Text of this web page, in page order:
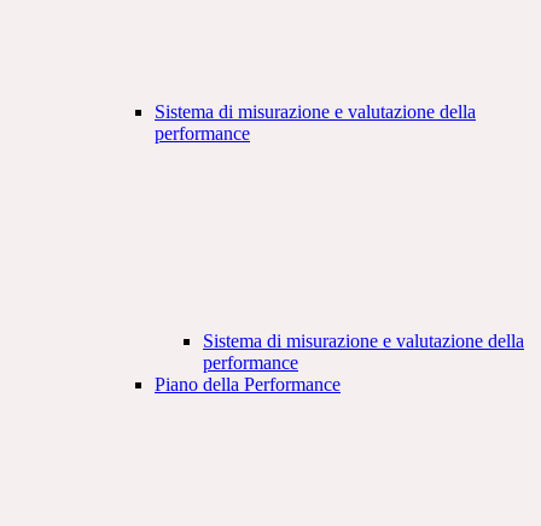
Sistema di misurazione e valutazione della
performance
Sistema di misurazione e valutazione della
performance
Piano della Performance